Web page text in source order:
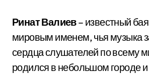
Ринат Валиев– известный
мировым именем, чья музыка
сердца слушателей по всему
родился в небольшом городе и